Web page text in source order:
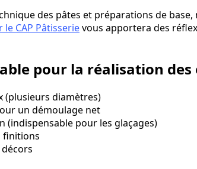
des pâtes et préparations de
CAP Pâtisserievous apportera des
pour la réalisation
(plusieurs diamètres)
un démoulage net
(indispensable pour les glaçages)
finitions